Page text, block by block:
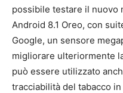
possibile testare il nuovo
Android 8.1 Oreo, con
Google, un sensore
migliorare ulteriormente
può essere utilizzato
tracciabilità del tabacco